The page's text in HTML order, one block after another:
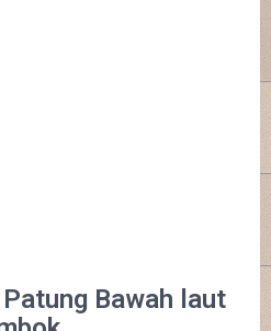
Bawah laut